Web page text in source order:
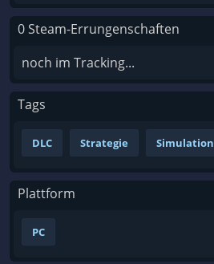
0 Steam-Errungenschaften
noch im Tracking...
Tags
DLC Strategie Simulation
Plattform
PC